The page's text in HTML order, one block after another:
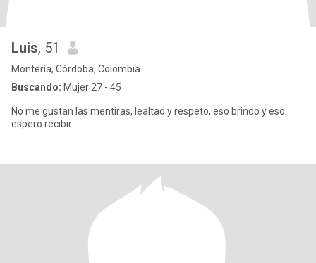
Luis, 51
Montería, Córdoba, Colombia
Buscando: Mujer 27 - 45
No me gustan las mentiras, lealtad y respeto, eso brindo y eso
espero recibir.